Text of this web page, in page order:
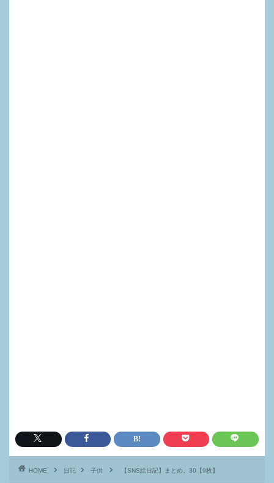
HOME 日記 子供 【SNS絵日記】まとめ。30【9枚】